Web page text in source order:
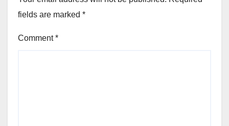
fields are marked *
Comment*